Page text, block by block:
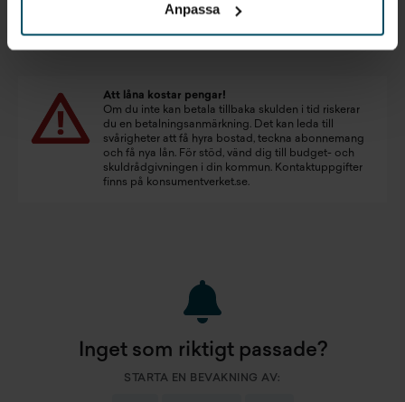
Anpassa
Att låna kostar pengar!
Om du inte kan betala tillbaka skulden i tid riskerar
du en betalningsanmärkning. Det kan leda till
svårigheter att få hyra bostad, teckna abonnemang
och få nya lån. För stöd, vänd dig till budget- och
skuldrådgivningen i din kommun. Kontaktuppgifter
finns på konsumentverket.se.
Inget som riktigt passade?
STARTA EN BEVAKNING AV: